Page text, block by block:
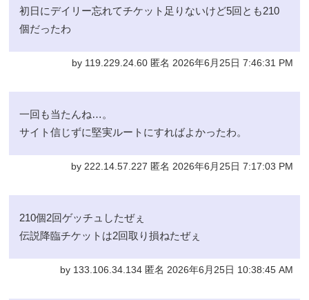
初日にデイリー忘れてチケット足りないけど5回とも210
個だったわ
by 119.229.24.60 匿名 2026年6月25日 7:46:31 PM
一回も当たんね…。
サイト信じずに堅実ルートにすればよかったわ。
by 222.14.57.227 匿名 2026年6月25日 7:17:03 PM
210個2回ゲッチュしたぜぇ
伝説降臨チケットは2回取り損ねたぜぇ
by 133.106.34.134 匿名 2026年6月25日 10:38:45 AM